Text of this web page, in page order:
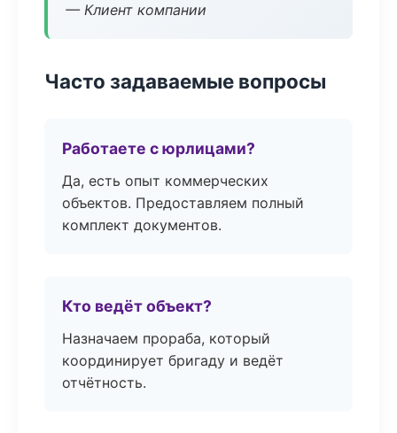
— Клиент компании
Часто задаваемые вопросы
Работаете с юрлицами?
Да, есть опыт коммерческих
объектов. Предоставляем полный
комплект документов.
Кто ведёт объект?
Назначаем прораба, который
координирует бригаду и ведёт
отчётность.